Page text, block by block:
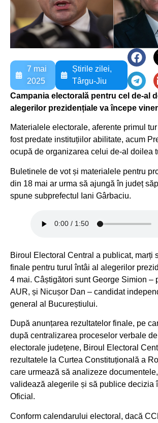
7 mai
2025
Știrile zilei,
Târgu-Jiu
Campania electorală pentru cel de-al
alegerilor prezidențiale va începe
Materialele electorale, aferente primul
fost predate instituțiilor abilitate, acum
ocupă de organizarea celui de-al doilea
Buletinele de vot și materialele pentru
din 18 mai ar urma să ajungă în județ
spune subprefectul Iani Gârbaciu.
Biroul Electoral Central a publicat, marți
finale pentru turul întâi al alegerilor
4 mai. Câștigători sunt George Simion –
AUR, și Nicușor Dan – candidat
general al Bucureștiului.
După anunțarea rezultatelor finale, pe
după centralizarea proceselor verbale
electorale județene, Biroul Electoral
rezultatele la Curtea Constituțională a
care urmează să analizeze
validează alegerile și să publice decizia
Oficial.
Conform calendarului electoral, dacă